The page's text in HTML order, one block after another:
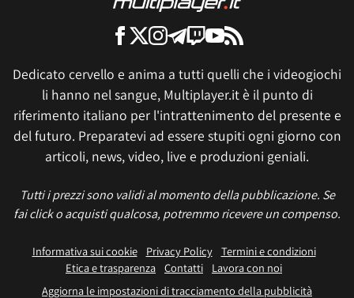
Dedicato cervello e anima a tutti quelli che i videogiochi
li hanno nel sangue, Multiplayer.it è il punto di
riferimento italiano per l'intrattenimento del presente e
del futuro. Preparatevi ad essere stupiti ogni giorno con
articoli, news, video, live e produzioni geniali.
Tutti i prezzi sono validi al momento della pubblicazione. Se
fai click o acquisti qualcosa, potremmo ricevere un compenso.
Informativa sui cookie Privacy Policy
Termini e condizioni
Etica e trasparenza Contatti
Lavora con noi
Aggiorna le impostazioni di tracciamento della pubblicità